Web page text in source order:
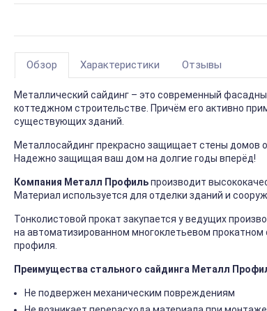
Обзор Характеристики Отзывы
Металлический сайдинг – это современный
коттеджном строительстве. Причём его активно
существующих зданий.
Металлосайдинг прекрасно защищает стены домов
Надежно защищая ваш дом на долгие годы вперёд!
Компания Металл Профильпроизводит
Материал используется для отделки зданий и
Тонколистовой прокат закупается у ведущих
на автоматизированном многоклетьевом
профиля.
Преимущества стального сайдинга Металл
Не подвержен механическим повреждениям